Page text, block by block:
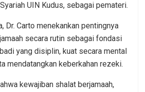
UIN Kudus, sebagai pemateri.
Dr. Carto menekankan pentingnya
secara rutin sebagai fondasi
yang disiplin, kuat secara mental
mendatangkan keberkahan rezeki.
kewajiban shalat berjamaah,